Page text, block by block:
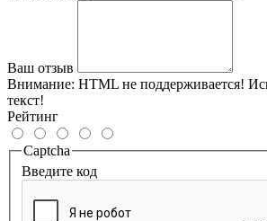
Ваш отзыв
Внимание: HTML не поддерживается!
текст!
Рейтинг
Captcha
Введите код